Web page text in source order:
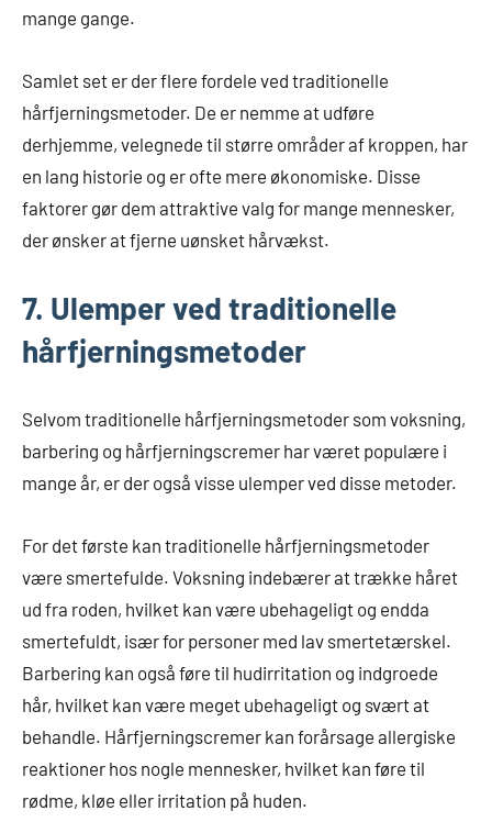
mange gange.
Samlet set er der flere fordele ved traditionelle
hårfjerningsmetoder. De er nemme at udføre
derhjemme, velegnede til større områder af kroppen, har
en lang historie og er ofte mere økonomiske. Disse
faktorer gør dem attraktive valg for mange mennesker,
der ønsker at fjerne uønsket hårvækst.
7. Ulemper ved traditionelle
hårfjerningsmetoder
Selvom traditionelle hårfjerningsmetoder som voksning,
barbering og hårfjerningscremer har været populære i
mange år, er der også visse ulemper ved disse metoder.
For det første kan traditionelle hårfjerningsmetoder
være smertefulde. Voksning indebærer at trække håret
ud fra roden, hvilket kan være ubehageligt og endda
smertefuldt, især for personer med lav smertetærskel.
Barbering kan også føre til hudirritation og indgroede
hår, hvilket kan være meget ubehageligt og svært at
behandle. Hårfjerningscremer kan forårsage allergiske
reaktioner hos nogle mennesker, hvilket kan føre til
rødme, kløe eller irritation på huden.